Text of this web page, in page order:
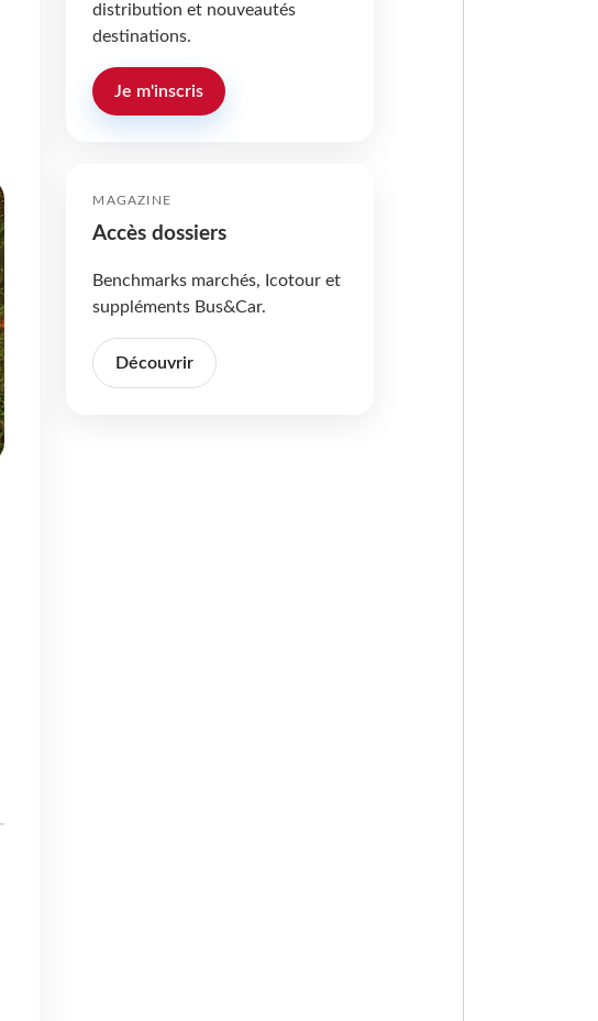
distribution et nouveautés
destinations.
Je m'inscris
MAGAZINE
Accès dossiers
Benchmarks marchés, Icotour et
suppléments Bus&Car.
Découvrir